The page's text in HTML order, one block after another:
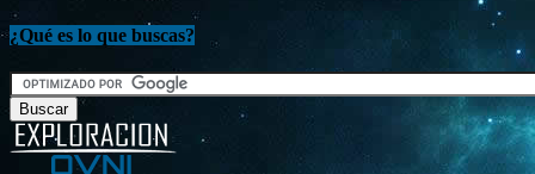
¿Qué es lo que buscas?